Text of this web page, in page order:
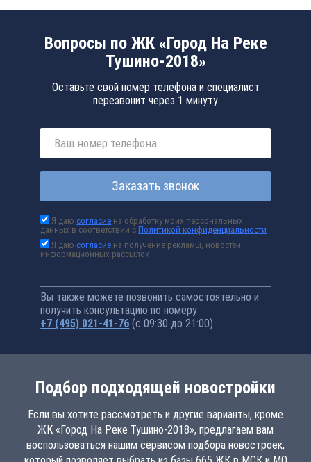
Вопросы по ЖК «Город На Реке
Тушино-2018»
Оставьте свой номер телефона и специалист
перезвонит через 1 минуту
Заказать звонок
Я даюсогласие на обработку моих персональных
данных в соответствии сПолитикой конфиденциальности
Я даюсогласие на получение рекламы, новостей,
информационных рассылок
Вы также можете позвонить самостоятельно и
получить консультацию по номеру
+7 (495) 021-41-76 (с 09:30 до 21:00)
Подбор подходящей новостройки
Если вы хотите рассмотреть и другие варианты, кроме
ЖК «Город На Реке Тушино-2018», предлагаем вам
воспользоваться нашим сервисом подбора новостроек,